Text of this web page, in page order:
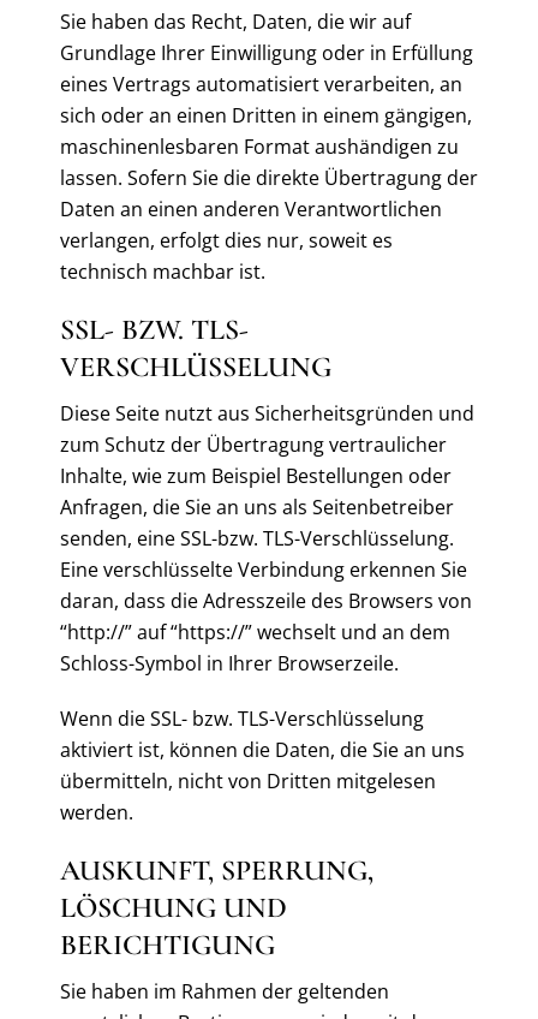
Sie haben das Recht, Daten, die wir auf
Grundlage Ihrer Einwilligung oder in Erfüllung
eines Vertrags automatisiert verarbeiten, an
sich oder an einen Dritten in einem gängigen,
maschinenlesbaren Format aushändigen zu
lassen. Sofern Sie die direkte Übertragung der
Daten an einen anderen Verantwortlichen
verlangen, erfolgt dies nur, soweit es
technisch machbar ist.
SSL- BZW. TLS-
VERSCHLÜSSELUNG
Diese Seite nutzt aus Sicherheitsgründen und
zum Schutz der Übertragung vertraulicher
Inhalte, wie zum Beispiel Bestellungen oder
Anfragen, die Sie an uns als Seitenbetreiber
senden, eine SSL-bzw. TLS-Verschlüsselung.
Eine verschlüsselte Verbindung erkennen Sie
daran, dass die Adresszeile des Browsers von
“http://” auf “https://” wechselt und an dem
Schloss-Symbol in Ihrer Browserzeile.
Wenn die SSL- bzw. TLS-Verschlüsselung
aktiviert ist, können die Daten, die Sie an uns
übermitteln, nicht von Dritten mitgelesen
werden.
AUSKUNFT, SPERRUNG,
LÖSCHUNG UND
BERICHTIGUNG
Sie haben im Rahmen der geltenden